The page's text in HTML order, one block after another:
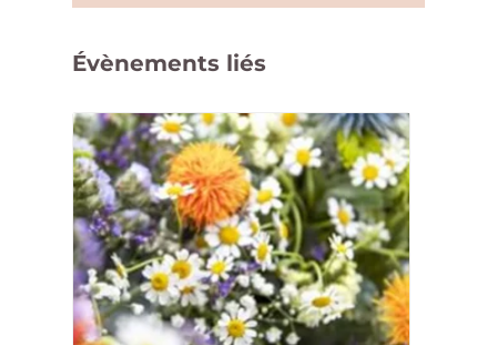
Évènements liés